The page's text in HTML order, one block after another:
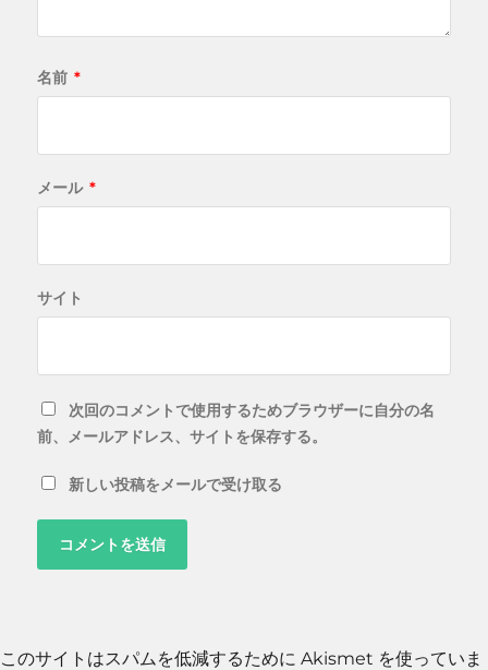
名前 *
メール *
サイト
次回のコメントで使用するためブラウザーに自分の名
前、メールアドレス、サイトを保存する。
新しい投稿をメールで受け取る
このサイトはスパムを低減するために Akismet を使っていま